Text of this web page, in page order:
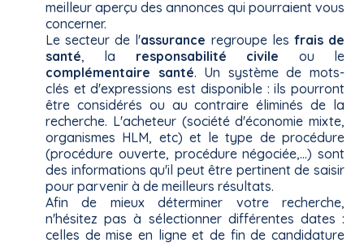
meilleur aperçu des annonces qui pourraient vous
concerner.
Le secteur de l'assurance regroupe les frais de
santé, la responsabilité civile ou le
complémentaire santé. Un système de mots-
clés et d'expressions est disponible : ils pourront
être considérés ou au contraire éliminés de la
recherche. L'acheteur (société d'économie mixte,
organismes HLM, etc) et le type de procédure
(procédure ouverte, procédure négociée,...) sont
des informations qu'il peut être pertinent de saisir
pour parvenir à de meilleurs résultats.
Afin de mieux déterminer votre recherche,
n'hésitez pas à sélectionner différentes dates :
celles de mise en ligne et de fin de candidature